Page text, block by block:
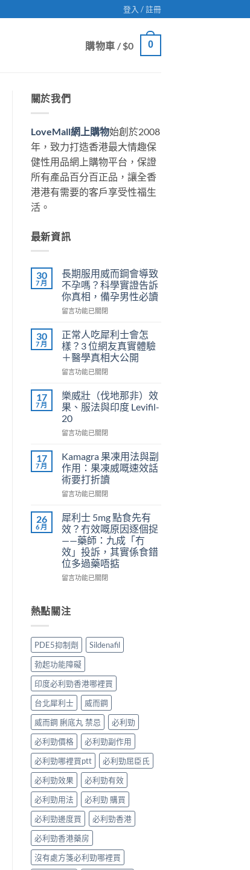
登入 / 註冊
購物車 /$0 0
關於我們
LoveMall網上購物始創於2008
年，致力打造香港最大情趣保
健性用品網上購物平台，保證
所有產品百分百正品，讓全香
港港有需要的客戶享受性福生
活。
最新資訊
30
7 月
長期服用威而鋼會導致
不孕嗎？科學實證告訴
你真相，備孕男性必讀
在
期
服
用
威
而
會
導
致
不
孕
科
學
實
證
告
你
真
相，
備
孕
男
性
中
留言功能已關閉
30
7 月
正常人吃犀利士會怎
樣？3 位網友真實體驗
＋醫學真相大公開
在
常
人
吃
犀
利
會
怎
樣？
3
位
友
真
實
體
驗
＋
醫
相
大
開〉
中
留言功能已關閉
17
7 月
樂威壯（伐地那非）效
果、服法與印度 Levifil-
20
在
威
壯
（伐
地
那
效
果、
服
與
印
度
中
留言功能已關閉
17
7 月
Kamagra 果凍用法與副
作用：果凍威嘅速效話
術要打折讀
在
果
凍
用
法
與
副
作
凍
威
速
效
話
術
要
打
折
讀〉
中
留言功能已關閉
26
6 月
犀利士 5mg 點食先有
效？冇效嘅原因逐個捉
——藥師：九成「冇
效」投訴，其實係食錯
位多過藥唔掂
在
士
5mg
食
先
有
效？
冇
效
嘅
原
因
逐
個
捉
——
藥
師：
九
成
「冇
效」
投
訴，
其
實
留言功能已關閉
熱點關注
PDE5抑制劑
Sildenafil
勃起功能障礙
印度必利勁香港哪裡買
台北犀利士
威而鋼
威而鋼 脷底丸 禁忌
必利勁
必利勁價格
必利勁副作用
必利勁哪裡買ptt
必利勁屈臣氏
必利勁效果
必利勁有效
必利勁用法
必利勁 購買
必利勁邊度買
必利勁香港
必利勁香港藥房
沒有處方箋必利勁哪裡買